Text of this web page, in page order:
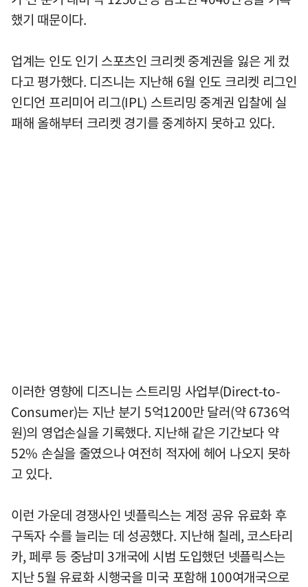
했기 때문이다.
업계는 인도 인기 스포츠인 크리켓 중계권을 잃은 게 컸
다고 평가했다. 디즈니는 지난해 6월 인도 크리켓 리그인
인디언 프리미어 리그(IPL) 스트리밍 중계권 입찰에 실
패해 올해부터 크리켓 경기를 중계하지 못하고 있다.
이러한 영향에 디즈니는 스트리밍 사업부(Direct-to-
Consumer)는 지난 분기 5억1200만 달러(약 6736억
원)의 영업손실을 기록했다. 지난해 같은 기간보다 약
52% 손실을 줄였으나 여전히 적자에 헤어 나오지 못하
고 있다.
이런 가운데 경쟁사인 넷플릭스는 계정 공유 유료화 후
구독자 수를 늘리는 데 성공했다. 지난해 칠레, 코스타리
카, 페루 등 중남미 3개국에 시범 도입했던 넷플릭스는
지난 5월 유료화 시행국을 미국 포함해 100여개국으로